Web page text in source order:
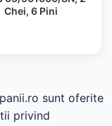
Chei, 6 Pini
sunt oferite
privind